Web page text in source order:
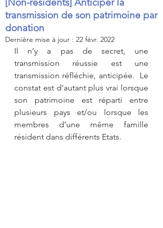
transmission de son patrimoine par
donation
Dernière mise à jour : 22 févr. 2022
Il n’y a pas de secret, une
transmission réussie est une
transmission réfléchie, anticipée.  Le
constat est d’autant plus vrai lorsque
son patrimoine est réparti entre
plusieurs pays et/ou lorsque les
membres d’une même famille
résident dans différents Etats.